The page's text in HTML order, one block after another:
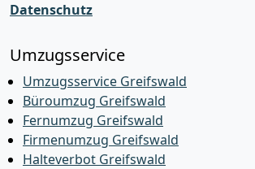
Datenschutz
Umzugsservice
Umzugsservice Greifswald
Büroumzug Greifswald
Fernumzug Greifswald
Firmenumzug Greifswald
Halteverbot Greifswald